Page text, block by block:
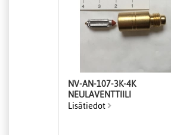
NV-AN-107-3K-4K
NEULAVENTTIILI
Lisätiedot